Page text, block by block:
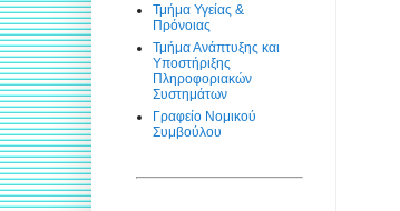
Τμήμα Υγείας &
Πρόνοιας
Τμήμα Ανάπτυξης και
Υποστήριξης
Πληροφοριακών
Συστημάτων
Γραφείο Νομικού
Συμβούλου